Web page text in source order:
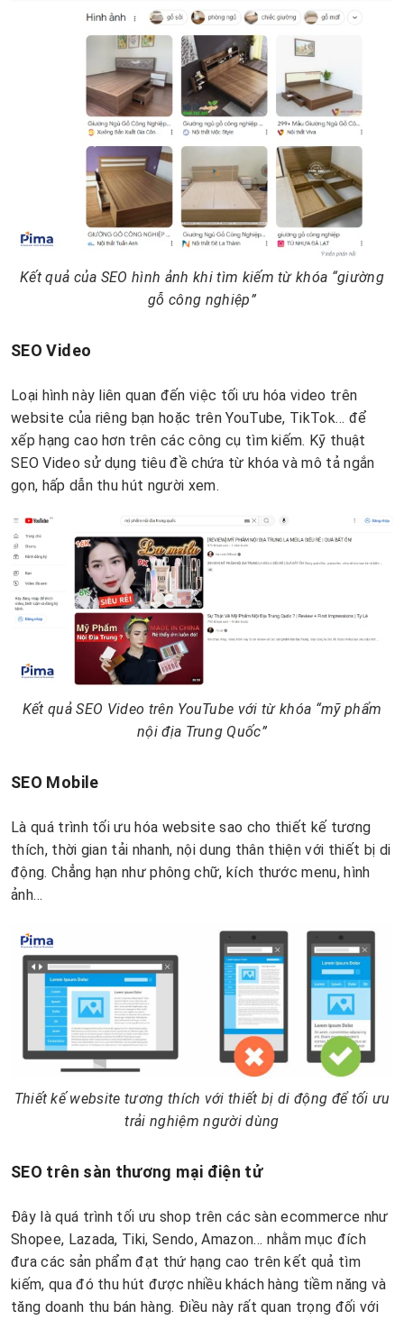
Kết quả của SEO hình ảnh khi tìm kiếm từ khóa “giường
gỗ công nghiệp”
SEO Video
Loại hình này liên quan đến việc tối ưu hóa video trên
website của riêng bạn hoặc trên YouTube, TikTok… để
xếp hạng cao hơn trên các công cụ tìm kiếm. Kỹ thuật
SEO Video sử dụng tiêu đề chứa từ khóa và mô tả ngắn
gọn, hấp dẫn thu hút người xem.
Kết quả SEO Video trên YouTube với từ khóa “mỹ phẩm
nội địa Trung Quốc”
SEO Mobile
Là quá trình tối ưu hóa website sao cho thiết kế tương
thích, thời gian tải nhanh, nội dung thân thiện với thiết bị di
động. Chẳng hạn như phông chữ, kích thước menu, hình
ảnh…
Thiết kế website tương thích với thiết bị di động để tối ưu
trải nghiệm người dùng
SEO trên sàn thương mại điện tử
Đây là quá trình tối ưu shop trên các sàn ecommerce như
Shopee, Lazada, Tiki, Sendo, Amazon… nhằm mục đích
đưa các sản phẩm đạt thứ hạng cao trên kết quả tìm
kiếm, qua đó thu hút được nhiều khách hàng tiềm năng và
tăng doanh thu bán hàng. Điều này rất quan trọng đối với